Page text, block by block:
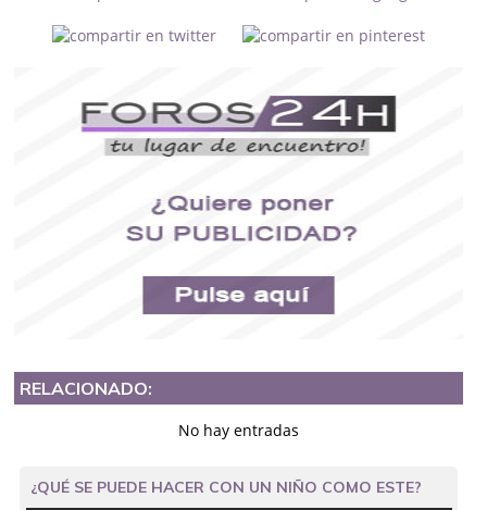
RELACIONADO:
No hay entradas
¿QUÉ SE PUEDE HACER CON UN NIÑO COMO ESTE?